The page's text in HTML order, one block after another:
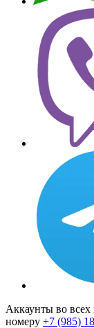
Аккаунты во
номеру +7 (985)